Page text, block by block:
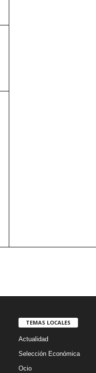
TEMAS LOCALES
Actualidad
Selección Económica
Ocio